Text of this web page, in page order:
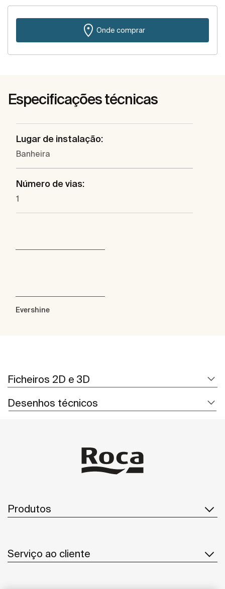
Onde comprar
Especificações técnicas
Lugar de instalação:
Banheira
Número de vias:
1
Evershine
Ficheiros 2D e 3D
Desenhos técnicos
Produtos
Serviço ao cliente